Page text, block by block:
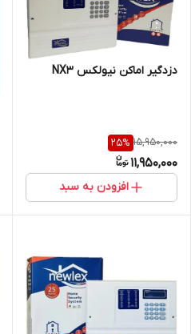
دزدگیر اماکن نیولکس NX3
15,950,000
25%
11,950,000
افزودن به سبد